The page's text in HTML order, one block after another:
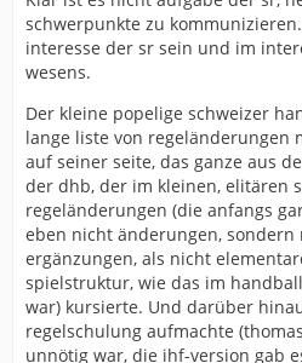
schwerpunkte zu
interesse der sr sein und im
wesens.
Der kleine popelige schweizer
lange liste von regeländerungen
auf seiner seite, das ganze aus
der dhb, der im kleinen, elitären
regeländerungen (die anfangs
eben nicht änderungen,
ergänzungen, als nicht
spielstruktur, wie das im
war) kursierte. Und darüber
regelschulung aufmachte
unnötig war, die ihf-version gab